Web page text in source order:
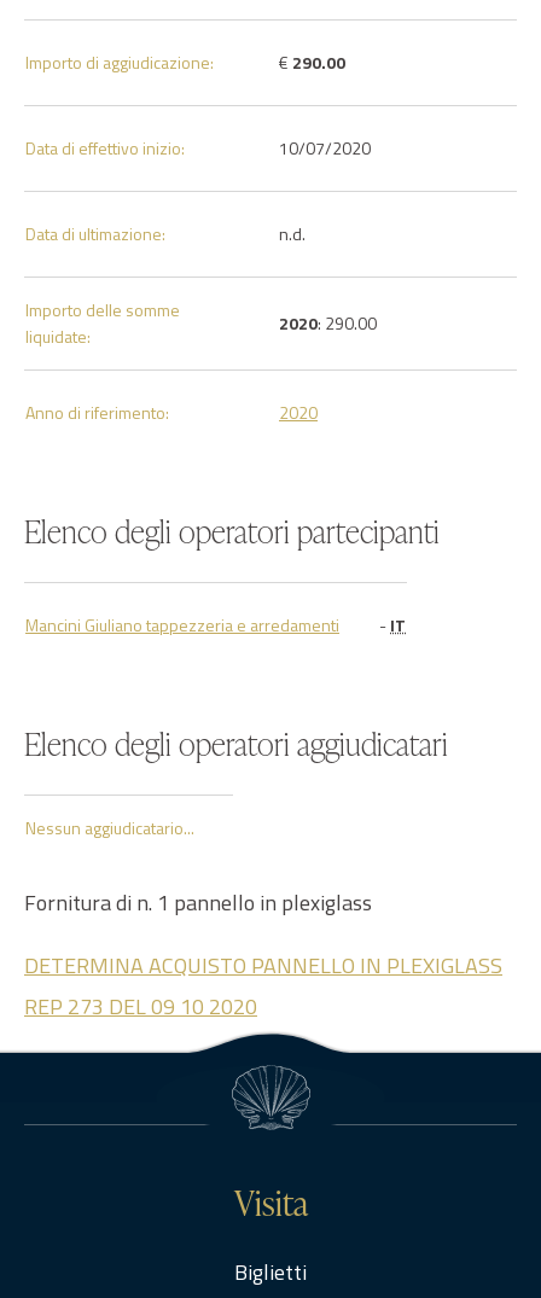
Importo di aggiudicazione: € 290.00
Data di effettivo inizio: 10/07/2020
Data di ultimazione: n.d.
Importo delle somme
liquidate:
2020: 290.00
Anno di riferimento: 2020
Elenco degli operatori partecipanti
Mancini Giuliano tappezzeria e arredamenti -IT
Elenco degli operatori aggiudicatari
Nessun aggiudicatario...
Fornitura di n. 1 pannello in plexiglass
DETERMINA ACQUISTO PANNELLO IN PLEXIGLASS
REP 273 DEL 09 10 2020
Visita
Biglietti